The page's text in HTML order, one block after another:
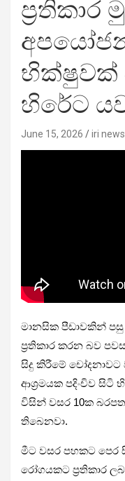
ප්‍රතිකාර
භික්ෂුවක්
හිරේට
June 15, 2026 iri news
මානසික පීඩාවකින් පසු
ප්‍රතිකාර කරන බව
සිදු කිරීමේ
ආශ්‍රමයක පදිංචිව
විසින් වසර 10ක
තිබෙනවා.
මීට වසර පහකට පෙර
රෝගයකට ප්‍රතිකාර